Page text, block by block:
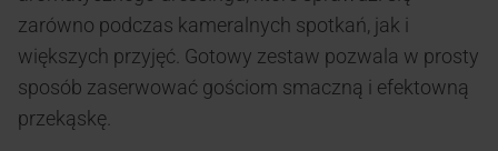
zarówno podczas kameralnych spotkań, jak i
większych przyjęć. Gotowy zestaw pozwala w prosty
sposób zaserwować gościom smaczną i efektowną
przekąskę.